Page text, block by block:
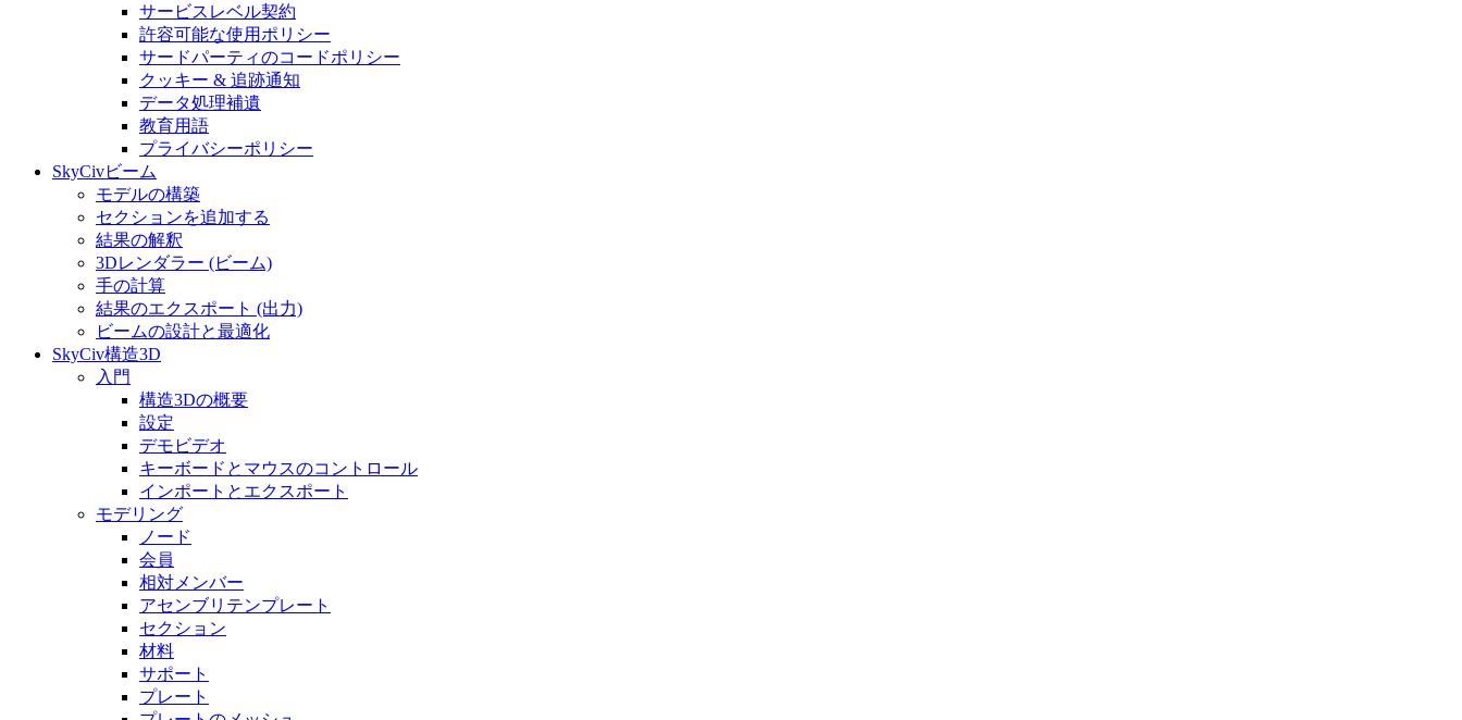
サービスレベル契約
許容可能な使用ポリシー
サードパーティのコードポリシー
クッキー & 追跡通知
データ処理補遺
教育用語
プライバシーポリシー
SkyCivビーム
モデルの構築
セクションを追加する
結果の解釈
3Dレンダラー (ビーム)
手の計算
結果のエクスポート (出力)
ビームの設計と最適化
SkyCiv構造3D
入門
構造3Dの概要
設定
デモビデオ
キーボードとマウスのコントロール
インポートとエクスポート
モデリング
ノード
会員
相対メンバー
アセンブリテンプレート
セクション
材料
サポート
プレート